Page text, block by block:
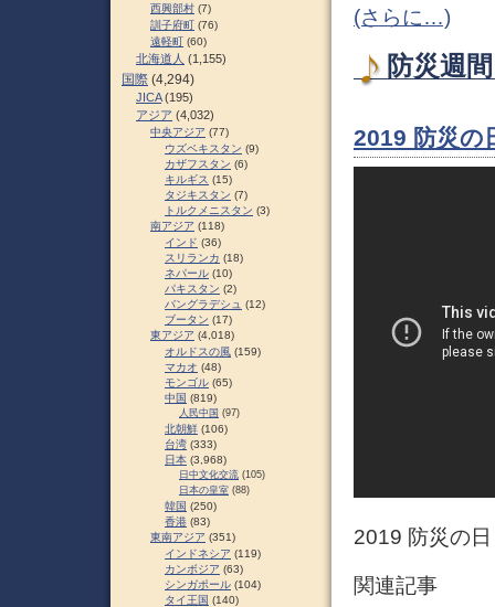
(さらに…)
防災週
2019 防災の
2019 防災の
関連記事
西興部村 (7)
訓子府町 (76)
遠軽町 (60)
北海道人 (1,155)
国際 (4,294)
JICA(195)
アジア (4,032)
中央アジア (77)
ウズベキスタン (9)
カザフスタン (6)
キルギス (15)
タジキスタン (7)
トルクメニスタン (3)
南アジア (118)
インド (36)
スリランカ (18)
ネパール (10)
パキスタン (2)
バングラデシュ (12)
ブータン (17)
東アジア (4,018)
オルドスの風 (159)
マカオ (48)
モンゴル (65)
中国 (819)
人民中国 (97)
北朝鮮 (106)
台湾 (333)
日本 (3,968)
日中文化交流 (105)
日本の皇室 (88)
韓国 (250)
香港 (83)
東南アジア (351)
インドネシア (119)
カンボジア (63)
シンガポール (104)
タイ王国 (140)